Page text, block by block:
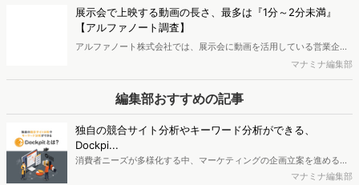
展示会で上映する動画の長さ、最多は『1分～2分未満』
【アルファノート調査】
アルファノート株式会社では、展示会に動画を活用している営業企
画・マーケティング担当者を対象に、展示会における動画活用の実態
調査を実施し、結果を公開しました。
マナミナ編集部
編集部おすすめの記事
独自の競合サイト分析やキーワード分析ができる、
Dockpi...
消費者ニーズが多様化する中、マーケティングの企画立案を進める上
で、競合分析や消費者分析の重要性がより高まっています。Web行動
マナミナ編集部